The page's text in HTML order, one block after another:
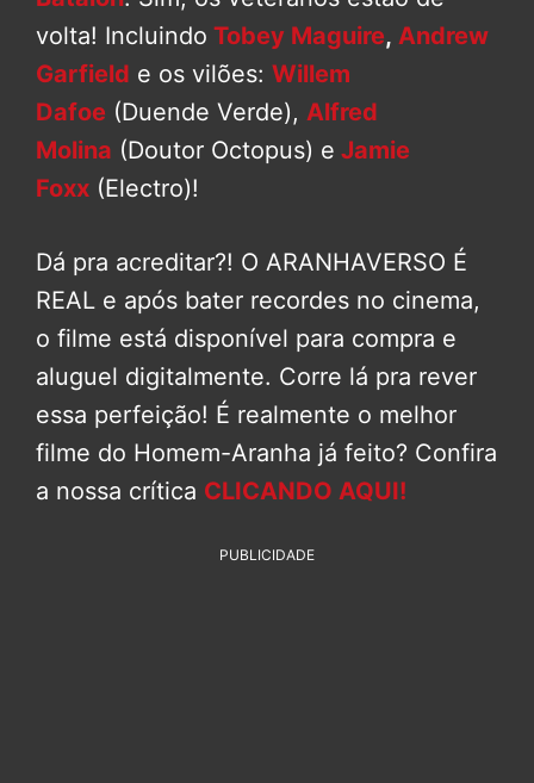
volta! Incluindo Tobey Maguire, Andrew
Garfield e os vilões: Willem
Dafoe (Duende Verde), Alfred
Molina (Doutor Octopus) e Jamie
Foxx (Electro)!
Dá pra acreditar?! O ARANHAVERSO É
REAL e após bater recordes no cinema,
o filme está disponível para compra e
aluguel digitalmente. Corre lá pra rever
essa perfeição! É realmente o melhor
filme do Homem-Aranha já feito? Confira
a nossa crítica CLICANDO AQUI!
PUBLICIDADE